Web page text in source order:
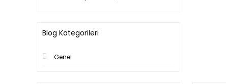
Blog Kategorileri
Genel